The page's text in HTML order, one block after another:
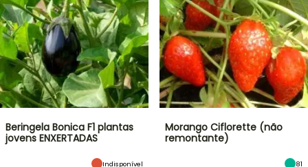
Beringela Bonica F1 plantas
jovens ENXERTADAS
Indisponível
Morango Ciflorette (não
remontante)
81